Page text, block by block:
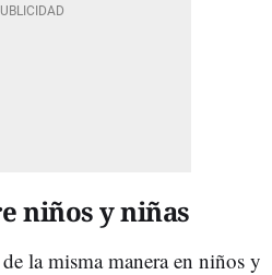
niños y niñas
la misma manera en niños y